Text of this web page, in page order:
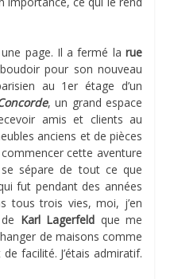
page. Il a fermé la rue
pour son nouveau
au 1er étage d’un
, un grand espace
amis et clients au
anciens et de pièces
cette aventure
sépare de tout ce que
fut pendant des années
tous trois vies, moi, j’en
Karl Lagerfeld que me
de maisons comme
facilité. J’étais admiratif.